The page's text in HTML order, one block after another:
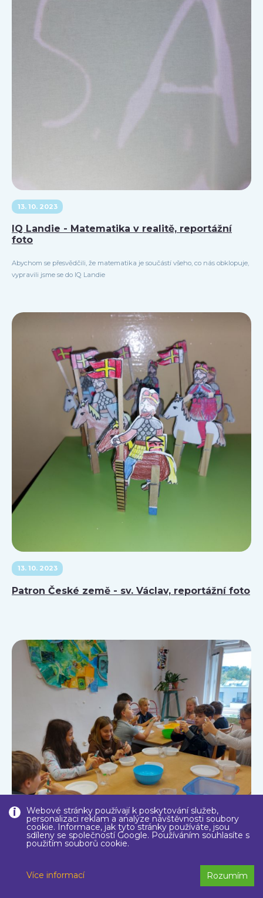
Webové stránky používají k poskytování služeb,
personalizaci reklam a analýze návštěvnosti soubory
cookie. Informace, jak tyto stránky používáte, jsou
sdíleny se společností Google. Používáním souhlasíte s
použitím souborů cookie.
Více informací Rozumím
13. 10. 2023
IQ Landie - Matematika v realitě, reportážní
foto
Abychom se přesvědčili, že matematika je součástí všeho, co nás obklopuje,
vypravili jsme se do IQ Landie
13. 10. 2023
Patron České země - sv. Václav, reportážní foto